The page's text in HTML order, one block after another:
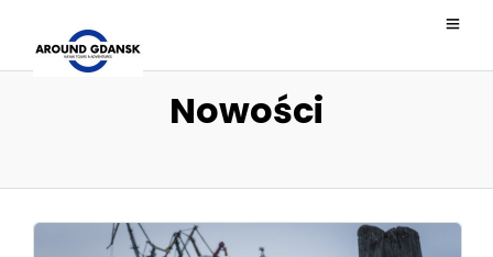
Nowości